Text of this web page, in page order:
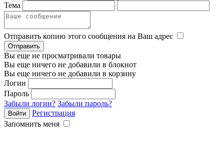
Тема
Отправить копию этого сообщения на Ваш адрес
Вы еще не просматривали товары
Вы еще ничего не добавили в блокнот
Вы еще ничего не добавили в корзину
Логин
Пароль
Забыли логин? Забыли пароль?
Регистрация
Запомнить меня